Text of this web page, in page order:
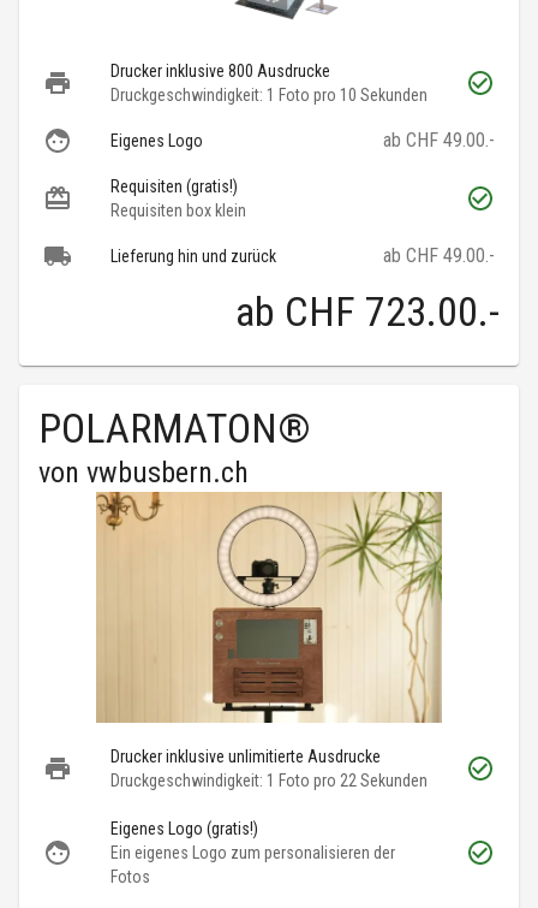
Drucker inklusive 800 Ausdrucke
Druckgeschwindigkeit: 1 Foto pro 10 Sekunden
Eigenes Logo ab CHF 49.00.-
Requisiten (gratis!)
Requisiten box klein
Lieferung hin und zurück ab CHF 49.00.-
ab CHF 723.00.-
POLARMATON®
von vwbusbern.ch
Drucker inklusive unlimitierte Ausdrucke
Druckgeschwindigkeit: 1 Foto pro 22 Sekunden
Eigenes Logo (gratis!)
Ein eigenes Logo zum personalisieren der
Fotos